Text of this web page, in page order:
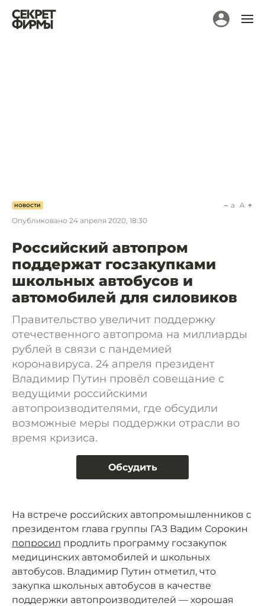
НОВОСТИ
Опубликовано 24 апреля 2020, 18:30
a A
Российский автопром
поддержат госзакупками
школьных автобусов и
автомобилей для силовиков
Правительство увеличит поддержку
отечественного автопрома на миллиарды
рублей в связи с пандемией
коронавируса. 24 апреля президент
Владимир Путин провёл совещание с
ведущими российскими
автопроизводителями, где обсудили
возможные меры поддержки отрасли во
время кризиса.
Обсудить
На встрече российских автопромышленников с
президентом глава группы ГАЗ Вадим Сорокин
попросил продлить программу госзакупок
медицинских автомобилей и школьных
автобусов. Владимир Путин отметил, что
закупка школьных автобусов в качестве
поддержки автопроизводителей — хорошая